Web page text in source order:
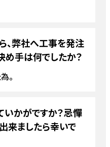
、弊社へ工事を発注
め手は何でしたか？
。
いかがですか？忌憚
来ましたら幸いで